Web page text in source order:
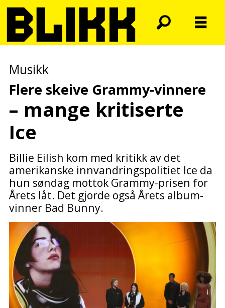
Musikk
Flere skeive Grammy-vinnere
– mange kritiserte
Ice
Billie Eilish kom med kritikk av det
amerikanske innvandringspolitiet Ice da
hun søndag mottok Grammy-prisen for
Årets låt. Det gjorde også Årets album-
vinner Bad Bunny.